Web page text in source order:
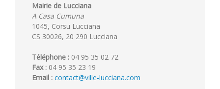
Mairie de Lucciana
A Casa Cumuna
1045, Corsu Lucciana
CS 30026, 20 290 Lucciana
Téléphone : 04 95 35 02 72
Fax : 04 95 35 23 19
Email : contact@ville-lucciana.com